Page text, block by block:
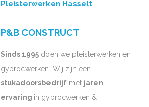
Pleisterwerken Hasselt
P&B CONSTRUCT
Sinds 1995 doen we pleisterwerken en
gyprocwerken. Wij zijn een
stukadoorsbedrijf met jaren
ervaring in gyprocwerken &